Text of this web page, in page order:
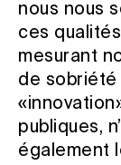
nous nous
ces
mesurant
de sobriété
publiques,
également